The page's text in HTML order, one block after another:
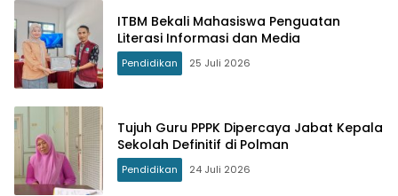
ITBM Bekali Mahasiswa Penguatan
Literasi Informasi dan Media
Pendidikan 25 Juli 2026
Tujuh Guru PPPK Dipercaya Jabat Kepala
Sekolah Definitif di Polman
Pendidikan 24 Juli 2026